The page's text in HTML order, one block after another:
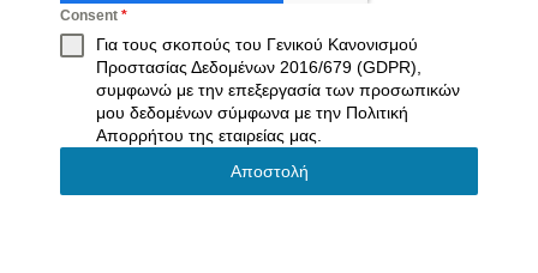
Consent *
Για τους σκοπούς του Γενικού Κανονισμού
Προστασίας Δεδομένων 2016/679 (GDPR),
συμφωνώ με την επεξεργασία των προσωπικών
μου δεδομένων σύμφωνα με την Πολιτική
Απορρήτου της εταιρείας μας.
Αποστολή